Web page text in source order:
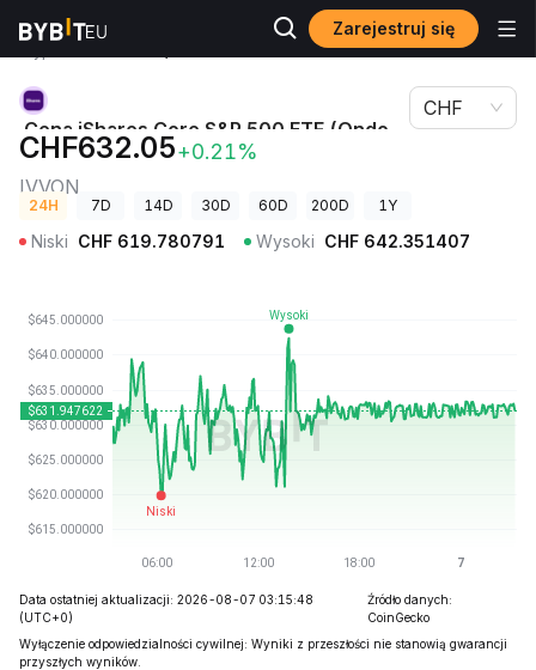
Zarejestruj się
Ceny
Cena iShares Core S&P 500 ETF (Ondo Tokenized
Cena iShares Core S&P 500 ETF (Ondo
Tokenized ETF)
IVVON
CHF632.05+0.21%
CHF
24H 7D 14D 30D 60D 200D 1Y
Niski CHF 619.780791 Wysoki CHF 642.351407
Data ostatniej aktualizacji: 2026-08-07 03:15:48
(UTC+0)
Źródło danych:
CoinGecko
Wyłączenie odpowiedzialności cywilnej: Wyniki z przeszłości nie stanowią gwarancji
przyszłych wyników.